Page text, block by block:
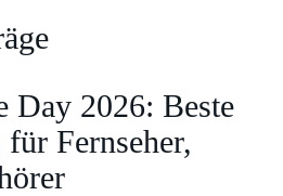
Day 2026: Beste
Fernseher,